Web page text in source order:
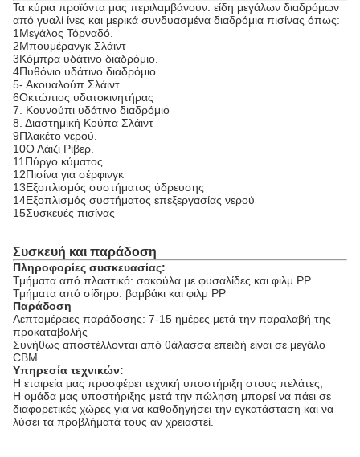
Τα κύρια προϊόντα μας περιλαμβάνουν: είδη μεγάλων διαδρόμων
από γυαλί ίνες και μερικά συνδυασμένα διαδρόμια πισίνας όπως:
1Μεγάλος Τόρναδό.
2Μπουμέρανγκ Σλάιντ
3Κόμπρα υδάτινο διαδρόμιο.
4Πυθόνιο υδάτινο διαδρόμιο
5- Ακουαλούπ Σλάιντ.
6Οκτώπιος υδατοκινητήρας
7. Κουνούπι υδάτινο διαδρόμιο
8. Διαστημική Κούπα Σλάιντ
9Πλακέτο νερού.
10Ο Λάιζι Ρίβερ.
11Πύργο κύματος.
12Πισίνα για σέρφινγκ
13Εξοπλισμός συστήματος ύδρευσης
14Εξοπλισμός συστήματος επεξεργασίας νερού
15Συσκευές πισίνας
Συσκευή και παράδοση
Πληροφορίες συσκευασίας:
Τμήματα από πλαστικό: σακούλα με φυσαλίδες και φιλμ PP.
Τμήματα από σίδηρο: βαμβάκι και φιλμ PP
Παράδοση
Λεπτομέρειες παράδοσης: 7-15 ημέρες μετά την παραλαβή της
προκαταβολής
Συνήθως αποστέλλονται από θάλασσα επειδή είναι σε μεγάλο
CBM
Υπηρεσία τεχνικών:
Η εταιρεία μας προσφέρει τεχνική υποστήριξη στους πελάτες,
Η ομάδα μας υποστήριξης μετά την πώληση μπορεί να πάει σε
διαφορετικές χώρες για να καθοδηγήσει την εγκατάσταση και να
λύσει τα προβλήματά τους αν χρειαστεί.